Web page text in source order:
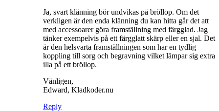
Ja, svart klänning bör undvikas på bröllop. Om det
verkligen är den enda klänning du kan hitta går det att
med accessoarer göra framställning med färgglad. Jag
tänker exempelvis på ett färgglatt skärp eller en sjal. Det
är den helsvarta framställningen som har en tydlig
koppling till sorg och begravning vilket lämpar sig extra
illa på ett bröllop.
Vänligen,
Edward, Kladkoder.nu
Reply